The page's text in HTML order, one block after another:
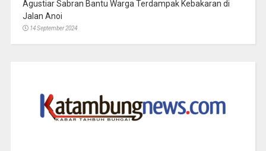
Agustiar Sabran Bantu Warga Terdampak Kebakaran di
Jalan Anoi
14 September 2024